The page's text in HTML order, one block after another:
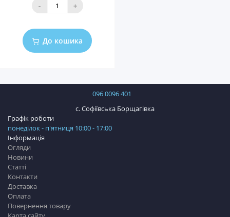
- +
До кошика
096 0096 401
с. Софіївська Борщагівка
Інформація
Огляди
Новини
Статті
Контакти
Доставка
Оплата
Повернення товару
Графік роботи
понеділок - п'ятниця 10:00 - 17:00